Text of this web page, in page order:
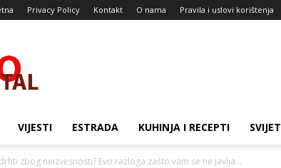
Privacy Policy Kontakt O nama Pravila i uslovi korištenja
VIJESTI ESTRADA KUHINJA I RECEPTI SVIJET
zbog neizvesnosti? Evo razloga zašto vam se ne javlja...